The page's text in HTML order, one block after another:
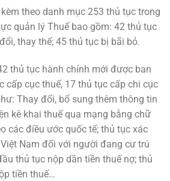
theo danh mục 253 thủ tục trong
quản lý Thuế bao gồm: 42 thủ tục
thay thế; 45 thủ tục bị bãi bỏ.
thủ tục hành chính mới được ban
cấp cục thuế, 17 thủ tục cấp chi cục
Thay đổi, bổ sung thêm thông tin
kê khai thuế qua mạng bằng chữ
các điều ước quốc tế; thủ tục xác
Nam đối với người đang cư trú
thủ tục nộp dần tiền thuế nợ; thủ
tiền thuế…